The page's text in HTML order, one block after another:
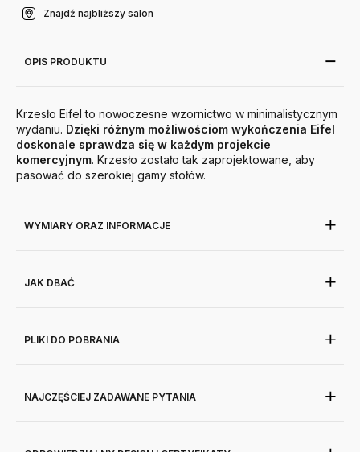
Znajdź najbliższy salon
OPIS PRODUKTU
Krzesło Eifel to nowoczesne wzornictwo w minimalistycznym
wydaniu. Dzięki różnym możliwościom wykończenia Eifel
doskonale sprawdza się w każdym projekcie
komercyjnym. Krzesło zostało tak zaprojektowane, aby
pasować do szerokiej gamy stołów.
WYMIARY ORAZ INFORMACJE
JAK DBAĆ
PLIKI DO POBRANIA
NAJCZĘŚCIEJ ZADAWANE PYTANIA